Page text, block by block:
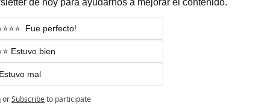
de hoy para ayudarnos a mejorar el contenido.
Fue perfecto!
Estuvo bien
mal
orSubscribeto participate